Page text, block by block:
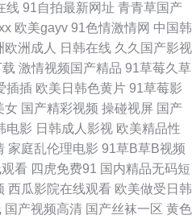
堂 91制片国产精品 青青草原黄色视频
第一页 人人妻人人艹 91美女黑料免费
字幕av 激情开心网五月天 一本一道久
国产福利激情 欧美性猛交久久 瑟瑟
狠狠操 91猫先生在线观看 九十一福利
线 91自拍最新网址 青青草国产
欧美gayv 91色情激情网 中国韩
欧洲成人 日韩在线 久久国产影视
激情视频国产精品 91草莓久草
插插 欧美日韩色黄片 91草莓影
女 国产精彩视频 操碰视屏 国产
电影 日韩成人影视 欧美精品性
家庭乱伦理电影 91草B草B视频
看 四虎免费91 国内精品无码短
西瓜影院在线观看 欧美做受日韩
国产视频高清 国产丝袜一区 黄色